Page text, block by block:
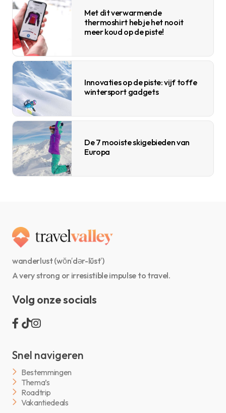
Met dit verwarmende
thermoshirt heb je het nooit
meer koud op de piste!
Innovaties op de piste: vijf toffe
wintersport gadgets
De 7 mooiste skigebieden van
Europa
wanderlust (wŏn′dər-lŭst′)
A very strong or irresistible impulse to travel.
Volg onze socials
Snel navigeren
Bestemmingen
Thema’s
Roadtrip
Vakantiedeals